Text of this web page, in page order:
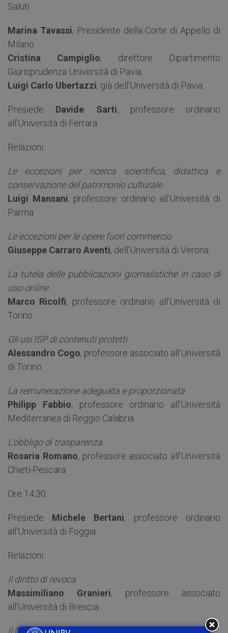
Saluti
Marina Tavassi, Presidente della Corte di Appello di
Milano
Cristina Campiglio, direttore Dipartimento
Giurisprudenza Università di Pavia
Luigi Carlo Ubertazzi, già dell’Università di Pavia
Presiede Davide Sarti, professore ordinario
all’Università di Ferrara
Relazioni:
Le eccezioni per ricerca scientifica, didattica e
conservazione del patrimonio culturale
Luigi Mansani, professore ordinario all’Università di
Parma
Le eccezioni per le opere fuori commercio
Giuseppe Carraro Aventi, dell’Università di Verona
La tutela delle pubblicazioni giornalistiche in caso di
uso online
Marco Ricolfi, professore ordinario all’Università di
Torino
Gli usi ISP di contenuti protetti
Alessandro Cogo, professore associato all’Università
di Torino
La remunerazione adeguata e proporzionata
Philipp Fabbio, professore ordinario all’Università
Mediterranea di Reggio Calabria
L’obbligo di trasparenza
Rosaria Romano, professore associato all’Università
Chieti-Pescara
Ore 14.30
Presiede Michele Bertani, professore ordinario
all’Università di Foggia
Relazioni:
Il diritto di revoca
Massimiliano Granieri, professore associato
all’Università di Brescia
Il licencing collettivo